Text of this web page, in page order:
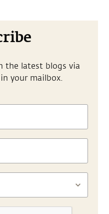
the latest blogs via
your mailbox.